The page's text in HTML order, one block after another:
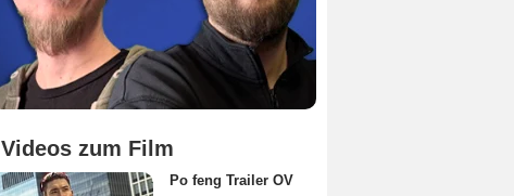
Videos zum Film
Po feng Trailer OV